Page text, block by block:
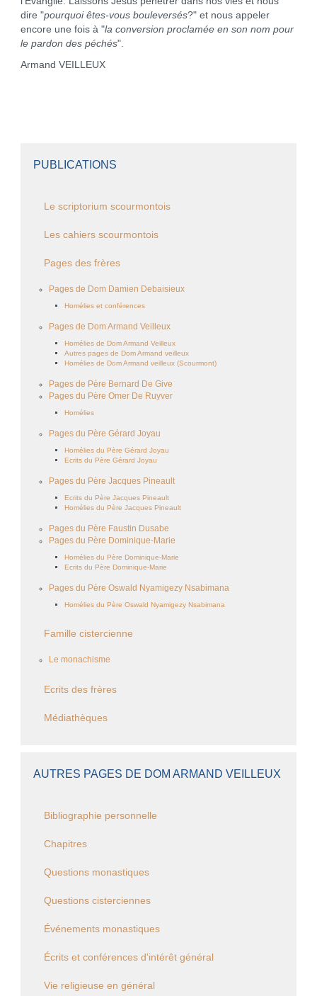
dire "pourquoi êtes-vous bouleversés?" et nous appeler
encore une fois à "la conversion proclamée en son nom pour
le pardon des péchés".
Armand VEILLEUX
PUBLICATIONS
Le scriptorium scourmontois
Les cahiers scourmontois
Pages des frères
Pages de Dom Damien Debaisieux
Homélies et conférences
Pages de Dom Armand Veilleux
Homélies de Dom Armand Veilleux
Autres pages de Dom Armand veilleux
Homélies de Dom Armand veilleux (Scourmont)
Pages de Père Bernard De Give
Pages du Père Omer De Ruyver
Homélies
Pages du Père Gérard Joyau
Homélies du Père Gérard Joyau
Ecrits du Père Gérard Joyau
Pages du Père Jacques Pineault
Ecrits du Père Jacques Pineault
Homélies du Père Jacques Pineault
Pages du Père Faustin Dusabe
Pages du Père Dominique-Marie
Homélies du Père Dominique-Marie
Ecrits du Père Dominique-Marie
Pages du Père Oswald Nyamigezy Nsabimana
Homélies du Père Oswald Nyamigezy Nsabimana
Famille cistercienne
Le monachisme
Ecrits des frères
Médiathèques
AUTRES PAGES DE DOM ARMAND VEILLEUX
Bibliographie personnelle
Chapitres
Questions monastiques
Questions cisterciennes
Événements monastiques
Écrits et conférences d'intérêt général
Vie religieuse en général